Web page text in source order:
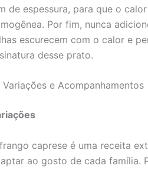
de espessura, para que o
Por fim, nunca
escurecem com o calor e
desse prato.
Variações e Acompanhamentos
caprese é uma receita
ao gosto de cada família.